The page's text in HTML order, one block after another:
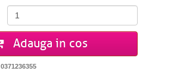
Adauga in cos
0371236355